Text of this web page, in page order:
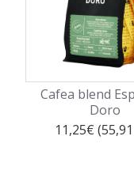
Cafea blend
Doro
11,25€